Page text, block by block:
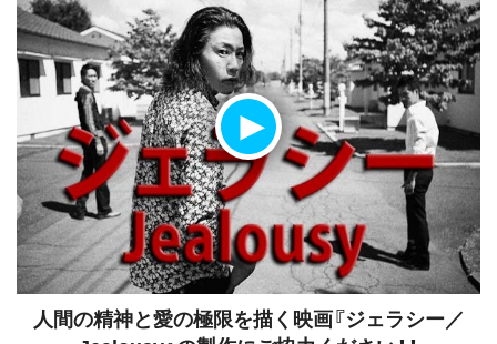
人間の精神と愛の極限を描く映画『ジェラシー／